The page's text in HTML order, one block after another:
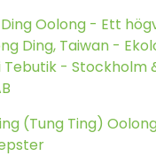
Oolong - Ett
Ding, Taiwan -
- Stockholm
(Tung Ting)